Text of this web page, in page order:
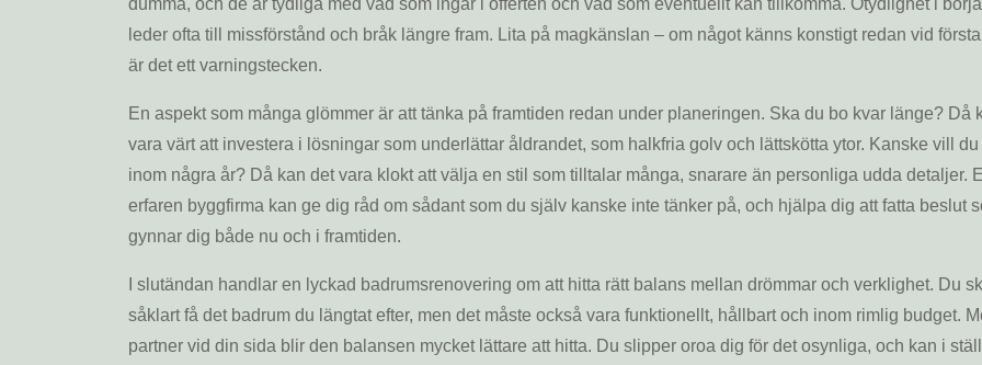
dumma, och de är tydliga med vad som ingår i offerten och vad som eventuellt kan tillkomma. Otydlighet i
leder ofta till missförstånd och bråk längre fram. Lita på magkänslan – om något känns konstigt redan vid
är det ett varningstecken.
En aspekt som många glömmer är att tänka på framtiden redan under planeringen. Ska du bo kvar länge? Då
vara värt att investera i lösningar som underlättar åldrandet, som halkfria golv och lättskötta ytor. Kanske vill
inom några år? Då kan det vara klokt att välja en stil som tilltalar många, snarare än personliga udda detaljer.
erfaren byggfirma kan ge dig råd om sådant som du själv kanske inte tänker på, och hjälpa dig att fatta beslut
gynnar dig både nu och i framtiden.
I slutändan handlar en lyckad badrumsrenovering om att hitta rätt balans mellan drömmar och verklighet. Du
såklart få det badrum du längtat efter, men det måste också vara funktionellt, hållbart och inom rimlig budget.
partner vid din sida blir den balansen mycket lättare att hitta. Du slipper oroa dig för det osynliga, och kan i